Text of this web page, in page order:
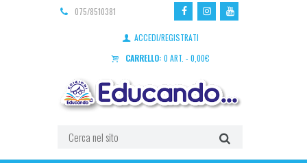
075/8510381
ACCEDI/REGISTRATI
CARRELLO: 0 ART. - 0,00€